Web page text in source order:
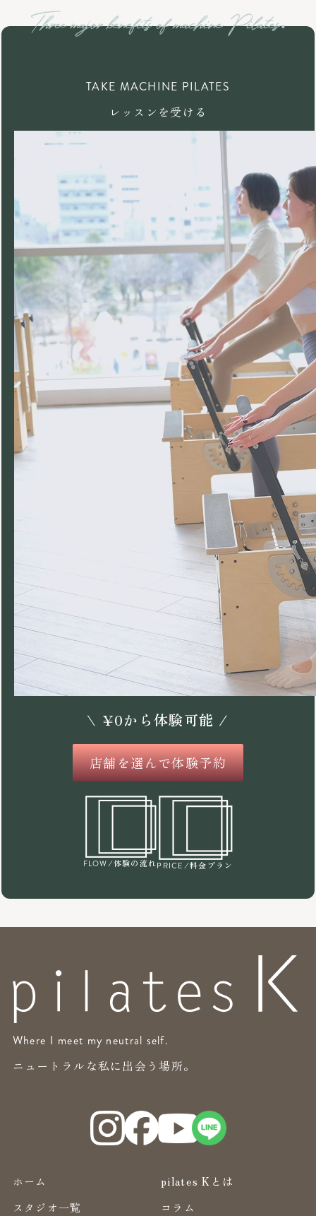
TAKE MACHINE PILATES
レッスンを受ける
\ ¥0から体験可能 /
店舗を選んで体験予約
FLOW /体験の流れPRICE /料金プラン
Where I meet my neutral self.
ニュートラルな私に出会う場所。
ホーム
pilates Kとは
スタジオ一覧
コラム